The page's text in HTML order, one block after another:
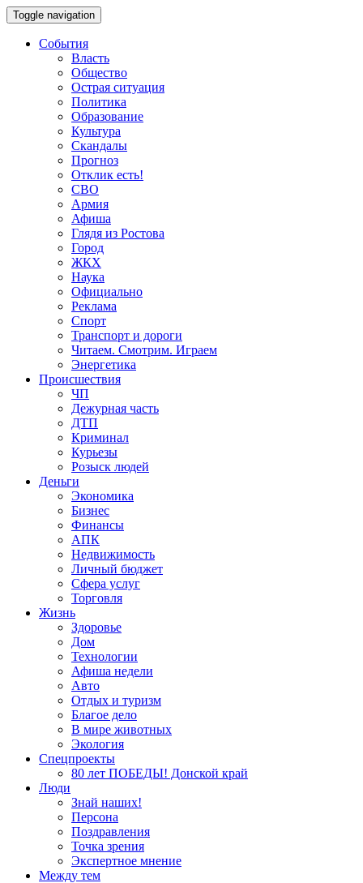
Toggle navigation
События
Власть
Общество
Острая ситуация
Политика
Образование
Культура
Скандалы
Прогноз
Отклик есть!
СВО
Армия
Афиша
Глядя из Ростова
Город
ЖКХ
Наука
Официально
Реклама
Спорт
Транспорт и дороги
Читаем. Смотрим. Играем
Энергетика
Происшествия
ЧП
Дежурная часть
ДТП
Криминал
Курьезы
Розыск людей
Деньги
Экономика
Бизнес
Финансы
АПК
Недвижимость
Личный бюджет
Сфера услуг
Торговля
Жизнь
Здоровье
Дом
Технологии
Афиша недели
Авто
Отдых и туризм
Благое дело
В мире животных
Экология
Спецпроекты
80 лет ПОБЕДЫ! Донской край
Люди
Знай наших!
Персона
Поздравления
Точка зрения
Экспертное мнение
Между тем